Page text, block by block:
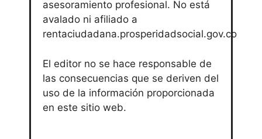
asesoramiento profesional. No está
avalado ni afiliado a
rentaciudadana.prosperidadsocial.gov.co
El editor no se hace responsable de
las consecuencias que se deriven del
uso de la información proporcionada
en este sitio web.